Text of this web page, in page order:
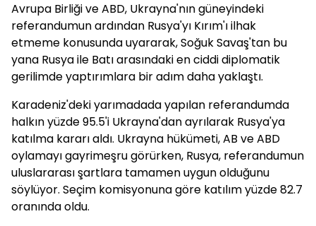
Avrupa Birliği ve ABD, Ukrayna'nın güneyindeki
referandumun ardından Rusya'yı Kırım'ı ilhak
etmeme konusunda uyararak, Soğuk Savaş'tan bu
yana Rusya ile Batı arasındaki en ciddi diplomatik
gerilimde yaptırımlara bir adım daha yaklaştı.
Karadeniz'deki yarımadada yapılan referandumda
halkın yüzde 95.5'i Ukrayna'dan ayrılarak Rusya'ya
katılma kararı aldı. Ukrayna hükümeti, AB ve ABD
oylamayı gayrimeşru görürken, Rusya, referandumun
uluslararası şartlara tamamen uygun olduğunu
söylüyor. Seçim komisyonuna göre katılım yüzde 82.7
oranında oldu.